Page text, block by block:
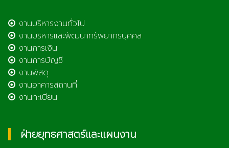
งานบริหารงานทั่วไป
งานบริหารและพัฒนาทรัพยากรบุคคล
งานการเงิน
งานการบัญชี
งานพัสดุ
งานอาคารสถานที่
งานทะเบียน
ฝ่ายยุทธศาสตร์และแผนงาน